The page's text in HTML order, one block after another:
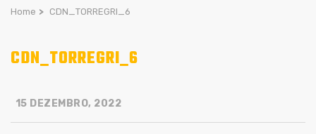
Home > CDN_TORREGRI_6
CDN_TORREGRI_6
15 DEZEMBRO, 2022